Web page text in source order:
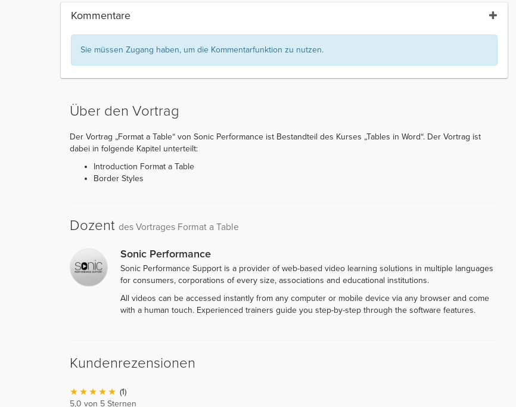
Kommentare
Sie müssen Zugang haben, um die Kommentarfunktion zu nutzen.
Über den Vortrag
Der Vortrag „Format a Table“ von Sonic Performance ist Bestandteil des Kurses „Tables in Word“. Der Vortrag ist
dabei in folgende Kapitel unterteilt:
Introduction Format a Table
Border Styles
Dozent des Vortrages Format a Table
Sonic Performance
Sonic Performance Support is a provider of web-based video learning solutions in multiple languages
for consumers, corporations of every size, associations and educational institutions.
All videos can be accessed instantly from any computer or mobile device via any browser and come
with a human touch. Experienced trainers guide you step-by-step through the software features.
Kundenrezensionen
(1)
5,0 von 5 Sternen